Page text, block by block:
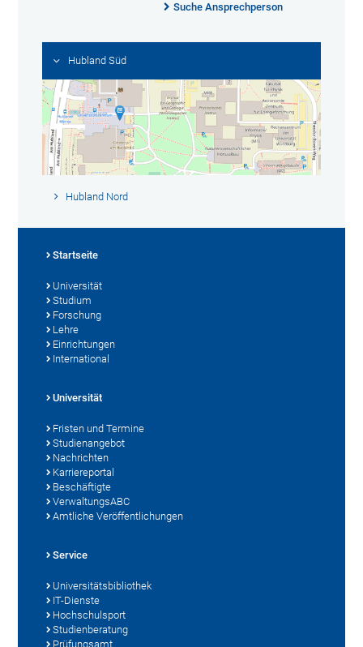
Suche Ansprechperson
Hubland Süd
Hubland Nord
Startseite
Universität
Studium
Forschung
Lehre
Einrichtungen
International
Universität
Fristen und Termine
Studienangebot
Nachrichten
Karriereportal
Beschäftigte
VerwaltungsABC
Amtliche Veröffentlichungen
Service
Universitätsbibliothek
IT-Dienste
Hochschulsport
Studienberatung
Prüfungsamt